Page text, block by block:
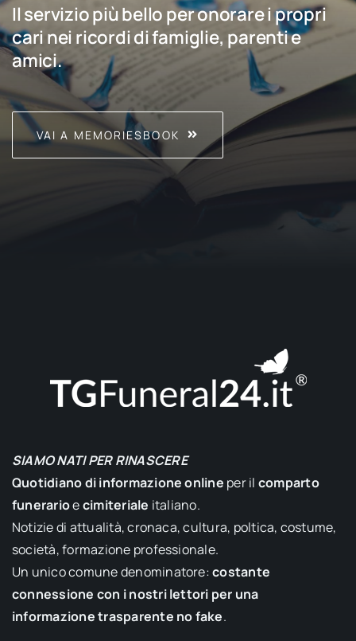
Il servizio più bello per onorare i propri
cari nei ricordi di famiglie, parenti e
amici.
VAI A MEMORIESBOOK
SIAMO NATI PER RINASCERE
Quotidiano di informazione online per il comparto
funerarioecimiteriale italiano.
Notizie di attualità, cronaca, cultura, poltica, costume,
società, formazione professionale.
Un unico comune denominatore:costante
connessione con i nostri lettori per una
informazione trasparente no fake.